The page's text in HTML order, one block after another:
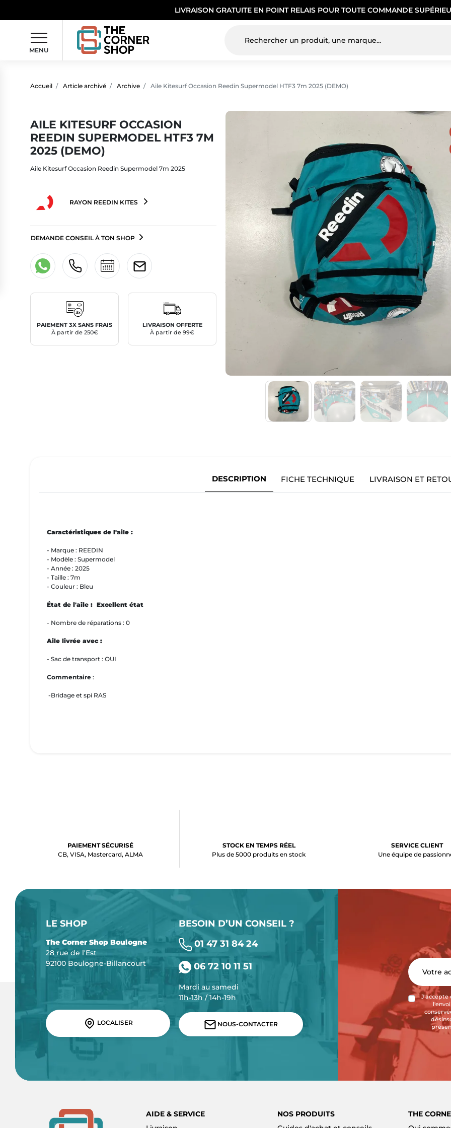
LIVRAISON GRATUITE EN POINT RELAIS POUR TOUTE COMMANDE
MENU
Accueil Article archivé Archive Aile Kitesurf Occasion Reedin Supermodel HTF3 7m 2025 (DEMO)
AILE KITESURF OCCASION
REEDIN SUPERMODEL HTF3 7M
2025 (DEMO)
Aile Kitesurf Occasion Reedin Supermodel 7m 2025
RAYON REEDIN KITES
DEMANDE CONSEIL À TON SHOP
PAIEMENT 3X SANS FRAIS
À partir de 250€
LIVRAISON OFFERTE
À partir de 99€
DESCRIPTION FICHE TECHNIQUE LIVRAISON ET
Caractéristiques de l'aile :
- Marque : REEDIN
- Modèle : Supermodel
- Année : 2025
- Taille : 7m
- Couleur : Bleu
État de l'aile : Excellent état
- Nombre de réparations : 0
Aile livrée avec :
- Sac de transport : OUI
Commentaire:
-Bridage et spi RAS
PAIEMENT SÉCURISÉ
CB, VISA, Mastercard, ALMA
STOCK EN TEMPS RÉEL
Plus de 5000 produits en stock
SERVICE CLIENT
Une équipe de
LE SHOP
The Corner Shop Boulogne
28 rue de l'Est
92100 Boulogne-Billancourt
LOCALISER
BESOIN D’UN CONSEIL ?
01 47 31 84 24
06 72 10 11 51
Mardi au samedi
11h-13h / 14h-19h
NOUS-CONTACTER
J'accepte
AIDE & SERVICE
NOS PRODUITS
THE